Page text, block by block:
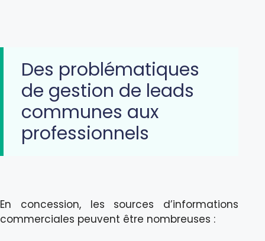
Des problématiques
de gestion de leads
communes aux
professionnels
En concession, les sources d’informations
commerciales peuvent être nombreuses :